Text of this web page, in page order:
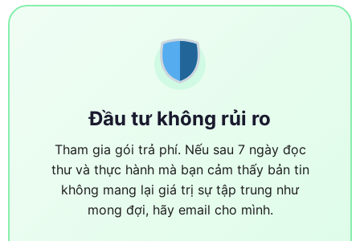
Đầu tư không rủi ro
Tham gia gói trả phí. Nếu sau 7 ngày đọc
thư và thực hành mà bạn cảm thấy bản tin
không mang lại giá trị sự tập trung như
mong đợi, hãy email cho mình.